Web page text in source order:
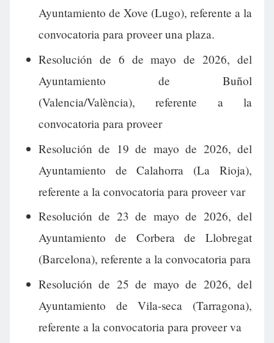
Ayuntamiento de Xove (Lugo), referente a la
convocatoria para proveer una plaza.
Resolución de 6 de mayo de 2026, del
Ayuntamiento de Buñol
(Valencia/València), referente a la
convocatoria para proveer
Resolución de 19 de mayo de 2026, del
Ayuntamiento de Calahorra (La Rioja),
referente a la convocatoria para proveer var
Resolución de 23 de mayo de 2026, del
Ayuntamiento de Corbera de Llobregat
(Barcelona), referente a la convocatoria para
Resolución de 25 de mayo de 2026, del
Ayuntamiento de Vila-seca (Tarragona),
referente a la convocatoria para proveer va